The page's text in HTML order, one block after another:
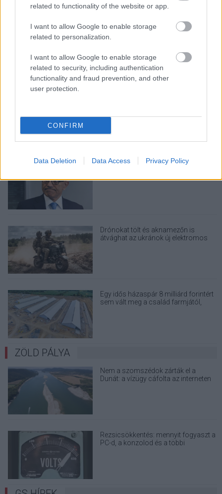
related to functionality of the website or app.
I want to allow Google to enable storage
related to personalization.
I want to allow Google to enable storage
related to security, including authentication
functionality and fraud prevention, and other
user protection.
CONFIRM
Data Deletion Data Access Privacy Policy
Napelem sem kell hozzá: ez a
takarékos otthonok következő nagy
dobása
tesztkörnyezetből
A Microsoft szép csendben eltüntette
útmutatóját
Drónokat tölt és aknamezőn is
átvághat az ukránok új elektromos
Egy idős házaspár 8 milliárd forintért
sem vált meg a család farmjától,
ZÖLD PÁLYA
Nem a szomszédok zárták el a
Dunát: a vízügy cáfolta az interneten
Rezsicsökkentés: mennyit fogyaszt a
PC-d, a konzolod és a többi